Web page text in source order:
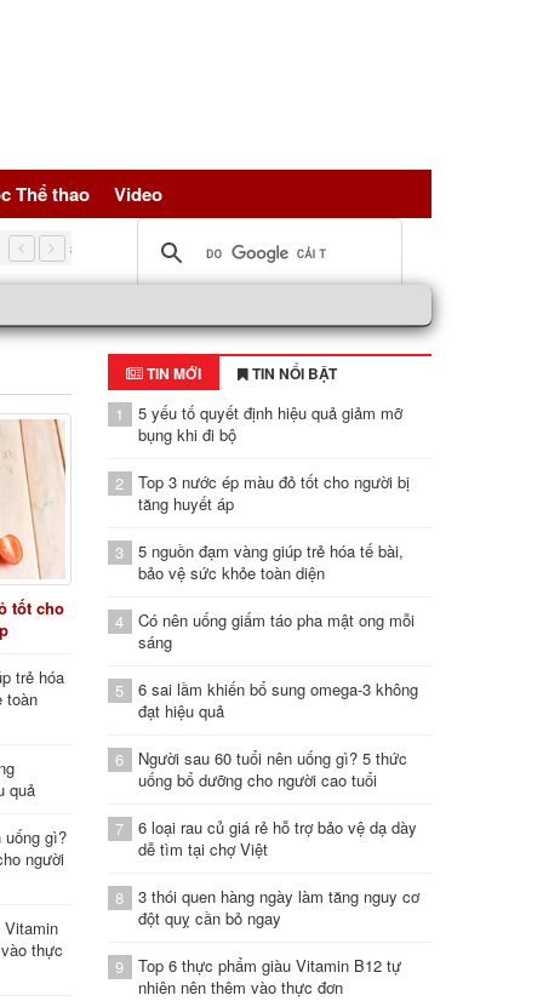
Thể thao Video
5 nguồn đạm vàng giúp trẻ hóa tế bài, bảo vệ sức khỏe toàn
tốt cho
trẻ hóa
toàn
quả
uống gì?
người
Vitamin
thực
TIN MỚI TIN NỔI BẬT
1
5 yếu tố quyết định hiệu quả giảm mỡ
bụng khi đi bộ
2
Top 3 nước ép màu đỏ tốt cho người bị
tăng huyết áp
3
5 nguồn đạm vàng giúp trẻ hóa tế bài,
bảo vệ sức khỏe toàn diện
4
Có nên uống giấm táo pha mật ong mỗi
sáng
5
6 sai lầm khiến bổ sung omega-3 không
đạt hiệu quả
6
Người sau 60 tuổi nên uống gì? 5 thức
uống bổ dưỡng cho người cao tuổi
7
6 loại rau củ giá rẻ hỗ trợ bảo vệ dạ dày
dễ tìm tại chợ Việt
8
3 thói quen hàng ngày làm tăng nguy cơ
đột quỵ cần bỏ ngay
9
Top 6 thực phẩm giàu Vitamin B12 tự
nhiên nên thêm vào thực đơn